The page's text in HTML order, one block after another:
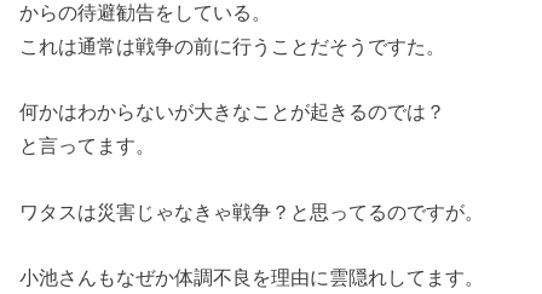
からの待避勧告をしている。
これは通常は戦争の前に行うことだそうですた。
何かはわからないが大きなことが起きるのでは？
と言ってます。
ワタスは災害じゃなきゃ戦争？と思ってるのですが。
小池さんもなぜか体調不良を理由に雲隠れしてます。